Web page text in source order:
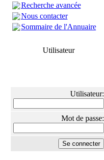
Recherche avancée
Nous contacter
Sommaire de l'Annuaire
Utilisateur
Utilisateur:
Mot de passe: